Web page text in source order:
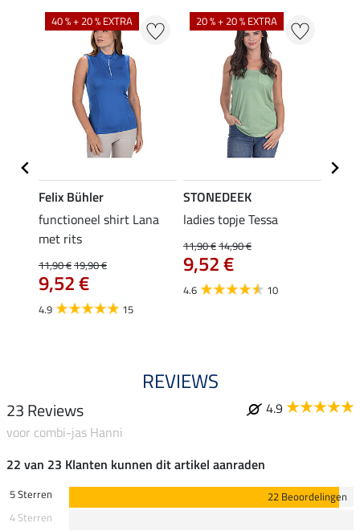
40 % + 20 % EXTRA
Felix Bühler
functioneel shirt Lana
met rits
11,90 €19,90 €
9,52 €
4.9 15
20 % + 20 % EXTRA
STONEDEEK
ladies topje Tessa
11,90 €14,90 €
9,52 €
4.6 10
REVIEWS
23 Reviews
4.9
voor combi-jas Hanni
22 van 23 Klanten kunnen dit artikel aanraden
5 Sterren
22 Beoordelingen
4 Sterren